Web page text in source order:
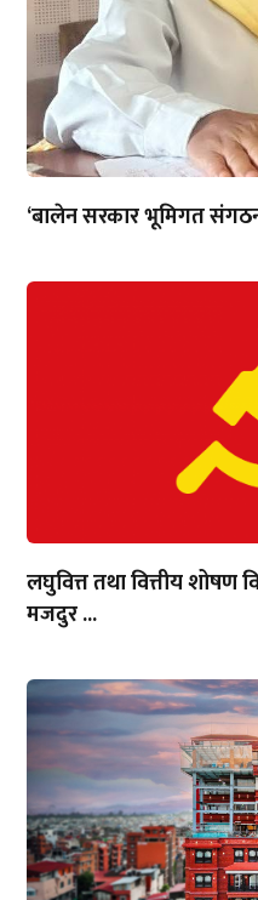
‘बालेन सरकार भूमिगत
लघुवित्त तथा वित्तीय शोषण
मजदुर ...